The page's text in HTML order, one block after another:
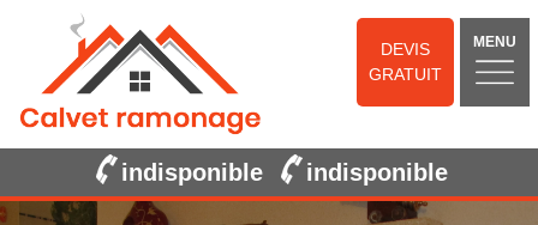
DEVIS
GRATUIT
MENU
indisponible indisponible